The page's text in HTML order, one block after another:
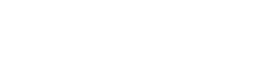
ค้ก เป็ปซี่เวสป้าฮาร์เล่ย์โฆษณาเก่าโบราณ มีราคาแบบสวยๆเพียบหรือสั่งทำโท